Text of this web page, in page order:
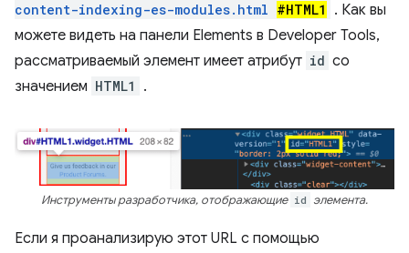
content-indexing-es-modules.html #HTML1
. Как вы
можете видеть на панели Elements в Developer Tools,
рассматриваемый элемент имеет атрибут id со
значением HTML1 .
Инструменты разработчика, отображающие id элемента.
Если я проанализирую этот URL с помощью